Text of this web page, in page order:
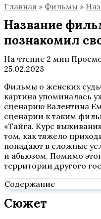
Главная » Фильмы »
Название
познакомил
На чтение 2 мин
25.02.2023
Фильмы о женских
картина упоминалась
сценарию Валентина
сценарии к таким
«Тайга. Курс
том, как тяжело
попадают в сложные
и абьюзом. Помимо
территории другого
Содержание
Сюжет